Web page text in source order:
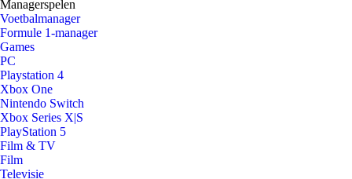
Managerspelen
Voetbalmanager
Formule 1-manager
Games
PC
Playstation 4
Xbox One
Nintendo Switch
Xbox Series X|S
PlayStation 5
Film & TV
Film
Televisie